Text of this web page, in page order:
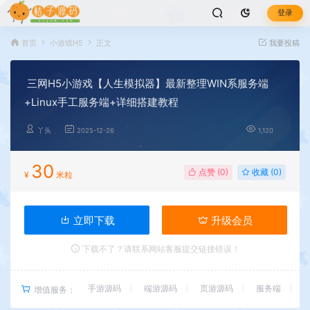
登录
首页 小游戏H5 正文 我要投稿
三网H5小游戏【人生模拟器】最新整理WIN系服务端
+Linux手工服务端+详细搭建教程
丫头 2025-12-26 1,120
¥ 30 米粒 点赞 (0) 收藏 (0)
立即下载 升级会员
下载不了？请联系网站客服提交链接错误！
增值服务： 手游源码 端游源码 页游源码 服务端